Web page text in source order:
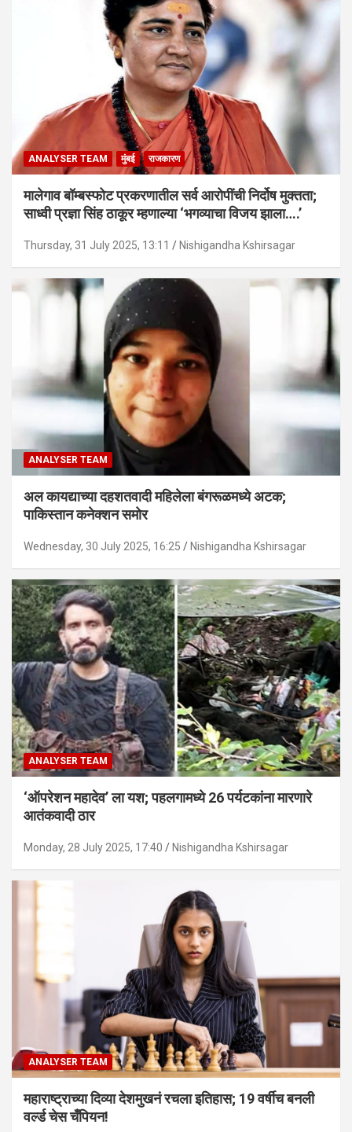
ANALYSER TEAM मुंबई राजकारण
मालेगाव बॉम्बस्फोट प्रकरणातील सर्व आरोपींची निर्दोष मुक्तता;
साध्वी प्रज्ञा सिंह ठाकूर म्हणाल्या ‘भगव्याचा विजय झाला….’
Thursday, 31 July 2025, 13:11 Nishigandha Kshirsagar
ANALYSER TEAM
अल कायद्याच्या दहशतवादी महिलेला बंगरूळमध्ये अटक;
पाकिस्तान कनेक्शन समोर
Wednesday, 30 July 2025, 16:25 Nishigandha Kshirsagar
ANALYSER TEAM
‘ऑपरेशन महादेव’ ला यश; पहलगामध्ये 26 पर्यटकांना मारणारे
आतंकवादी ठार
Monday, 28 July 2025, 17:40 Nishigandha Kshirsagar
ANALYSER TEAM
महाराष्ट्राच्या दिव्या देशमुखनं रचला इतिहास; 19 वर्षीच बनली
वर्ल्ड चेस चँपियन!